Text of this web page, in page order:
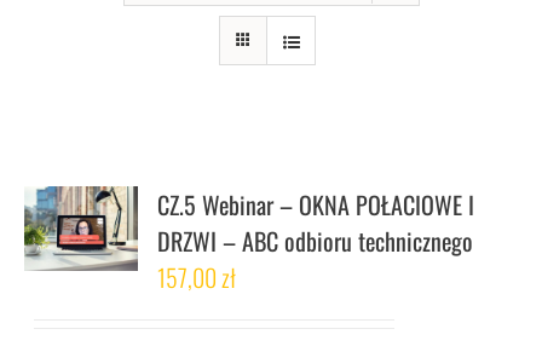
CZ.5 Webinar – OKNA POŁACIOWE I
DRZWI – ABC odbioru technicznego
157,00zł